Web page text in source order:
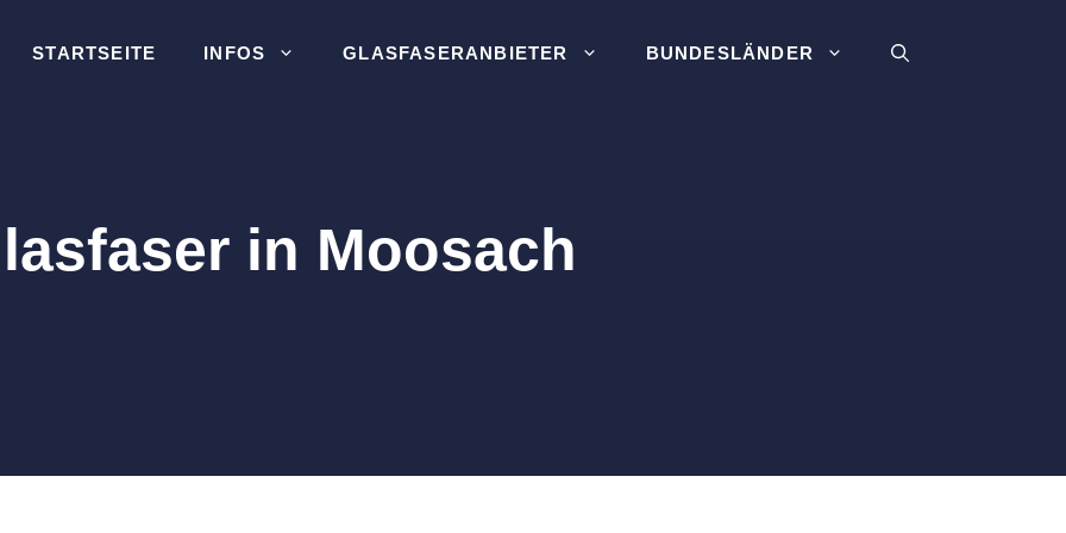
STARTSEITE INFOS GLASFASERANBIETER BUNDESLÄNDER
in Moosach